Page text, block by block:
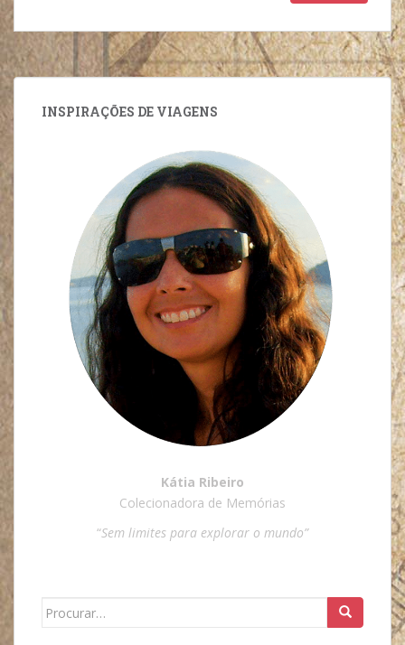
INSPIRAÇÕES DE VIAGENS
Kátia Ribeiro
Colecionadora de Memórias
“Sem limites para explorar o mundo”
Search